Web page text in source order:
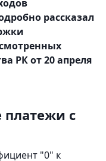
рассказал
РК от 20 апреля
с
"0" к